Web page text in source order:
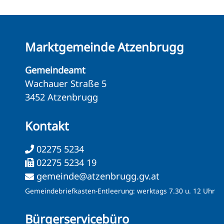
Marktgemeinde Atzenbrugg
Gemeindeamt
Wachauer Straße 5
3452 Atzenbrugg
Kontakt
02275 5234
02275 5234 19
gemeinde@atzenbrugg.gv.at
Gemeindebriefkasten-Entleerung: werktags 7.30 u. 12 Uhr
Bürgerservicebüro